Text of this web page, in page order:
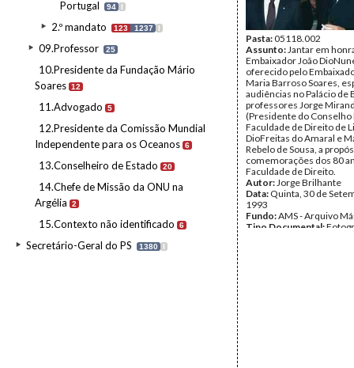
Portugal
94 I
2.º mandato 123 1237 I
09.Professor 25
10.Presidente da Fundação Mário
Soares 12
11.Advogado 5
12.Presidente da Comissão Mundial
Independente para os Oceanos 6
13.Conselheiro de Estado 20
14.Chefe de Missão da ONU na
Argélia
2
15.Contexto não identificado 6
Secretário-Geral do PS 1380 I
Pasta:05118.002
Assunto:Jantar em
Embaixador João
oferecido pelo
Maria Barroso Soares,
audiências no Palácio de
professores Jorge
(Presidente do Conselho
Faculdade de Direito de
DioFreitas do Amaral e
Rebelo de Sousa, a
comemorações dos 80
Faculdade de Direito.
Autor:Jorge Brilhante
Data: Quinta, 30 de
1993
Fundo:AMS - Arquivo
Tipo Documental: